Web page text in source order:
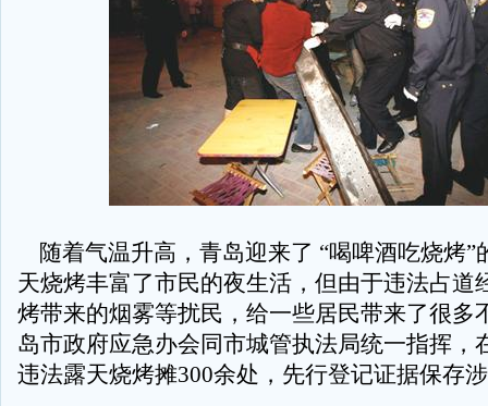
随着气温升高，青岛迎来了 “喝啤酒吃烧烤”
天烧烤丰富了市民的夜生活，但由于违法占道
烤带来的烟雾等扰民，给一些居民带来了很多
岛市政府应急办会同市城管执法局统一指挥，
违法露天烧烤摊300余处，先行登记证据保存